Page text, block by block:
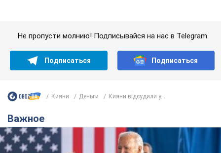
назвала первый симптом, который
сигнализировал о его "агрессивном" раке
Сначала врачи не обратили на это должного внимания